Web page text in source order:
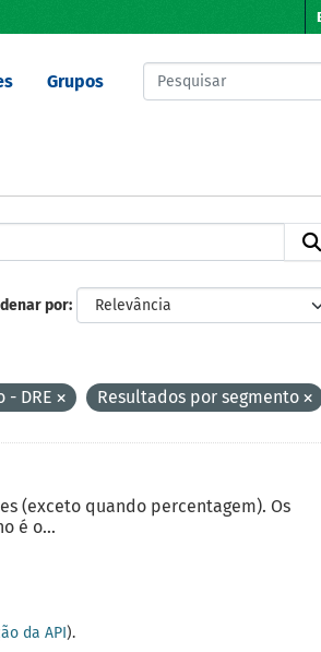
Grupos
por
DRE Resultados por segmento
(exceto quando percentagem). Os
é o...
da API).